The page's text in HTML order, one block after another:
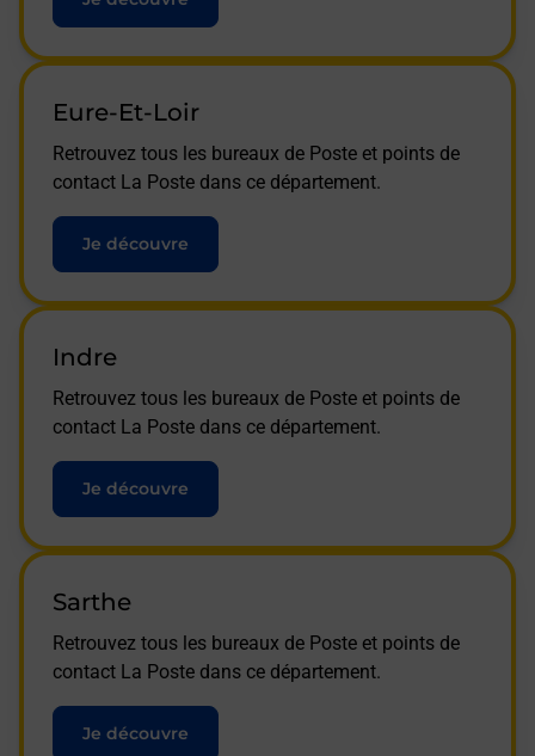
Eure-Et-Loir
Retrouvez tous les bureaux de Poste et points de
contact La Poste dans ce département.
Je découvre
Indre
Retrouvez tous les bureaux de Poste et points de
contact La Poste dans ce département.
Je découvre
Sarthe
Retrouvez tous les bureaux de Poste et points de
contact La Poste dans ce département.
Je découvre